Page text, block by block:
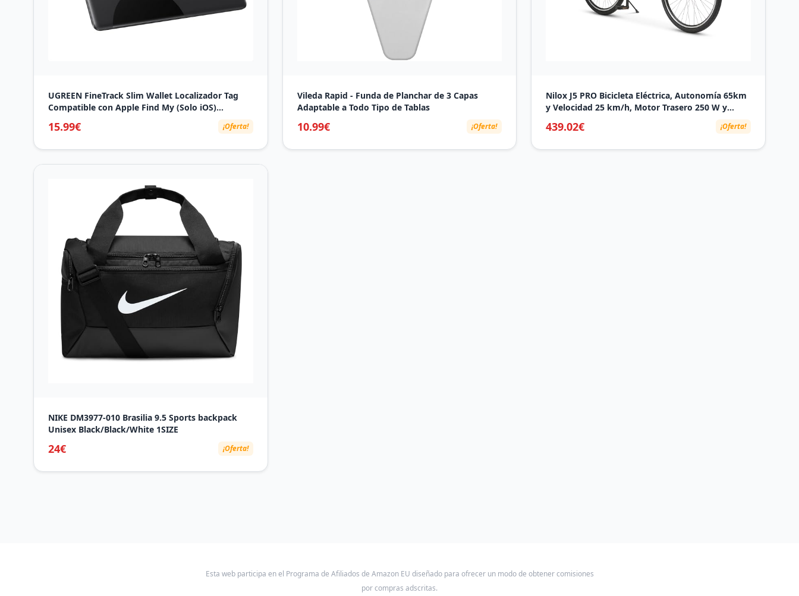
UGREEN FineTrack Slim Wallet Localizador Tag
Compatible con Apple Find My (Solo iOS)
Autonomía 7 Años Resistencia al Agua IP68
Alarma 100dB Tracker para Carteras, Pasaportes
15.99€ ¡Oferta!
Vileda Rapid - Funda de Planchar de 3 Capas
Adaptable a Todo Tipo de Tablas
10.99€ ¡Oferta!
Nilox J5 PRO Bicicleta Eléctrica, Autonomía 65km
y Velocidad 25 km/h, Motor Trasero 250 W y
Suspensión Delantera y Pantalla LED 5 Niveles,
439.02€ ¡Oferta!
NIKE DM3977-010 Brasilia 9.5 Sports backpack
Unisex Black/Black/White 1SIZE
24€ ¡Oferta!
Esta web participa en el Programa de Afiliados de Amazon EU diseñado para ofrecer un modo de obtener comisiones
por compras adscritas.